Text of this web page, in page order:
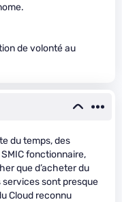
de volonté au
du temps, des
fonctionnaire,
que d’acheter du
sont presque
Cloud reconnu